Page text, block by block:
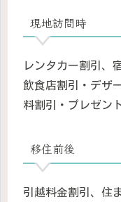
現地訪問時
レンタカー割引、
飲食店割引・デザ
料割引・プレゼン
移住前後
引越料金割引、住